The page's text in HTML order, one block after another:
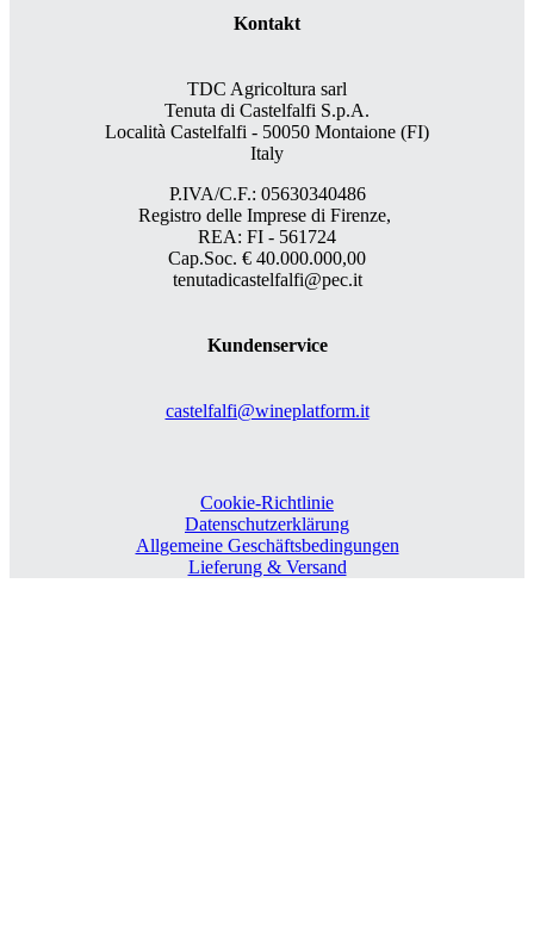
Kontakt
TDC Agricoltura sarl
Tenuta di Castelfalfi S.p.A.
Località Castelfalfi - 50050 Montaione (FI)
Italy
P.IVA/C.F.: 05630340486
Registro delle Imprese di Firenze,
REA: FI - 561724
Cap.Soc. € 40.000.000,00
tenutadicastelfalfi@pec.it
Kundenservice
castelfalfi@wineplatform.it
Cookie-Richtlinie
Datenschutzerklärung
Allgemeine Geschäftsbedingungen
Lieferung & Versand